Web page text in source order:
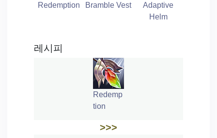
Redemption Bramble Vest
Adaptive
Helm
레시피
Redemp
tion
>>>